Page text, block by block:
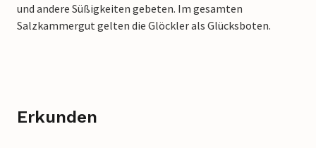
und andere Süßigkeiten gebeten. Im gesamten
Salzkammergut gelten die Glöckler als Glücksboten.
Erkunden